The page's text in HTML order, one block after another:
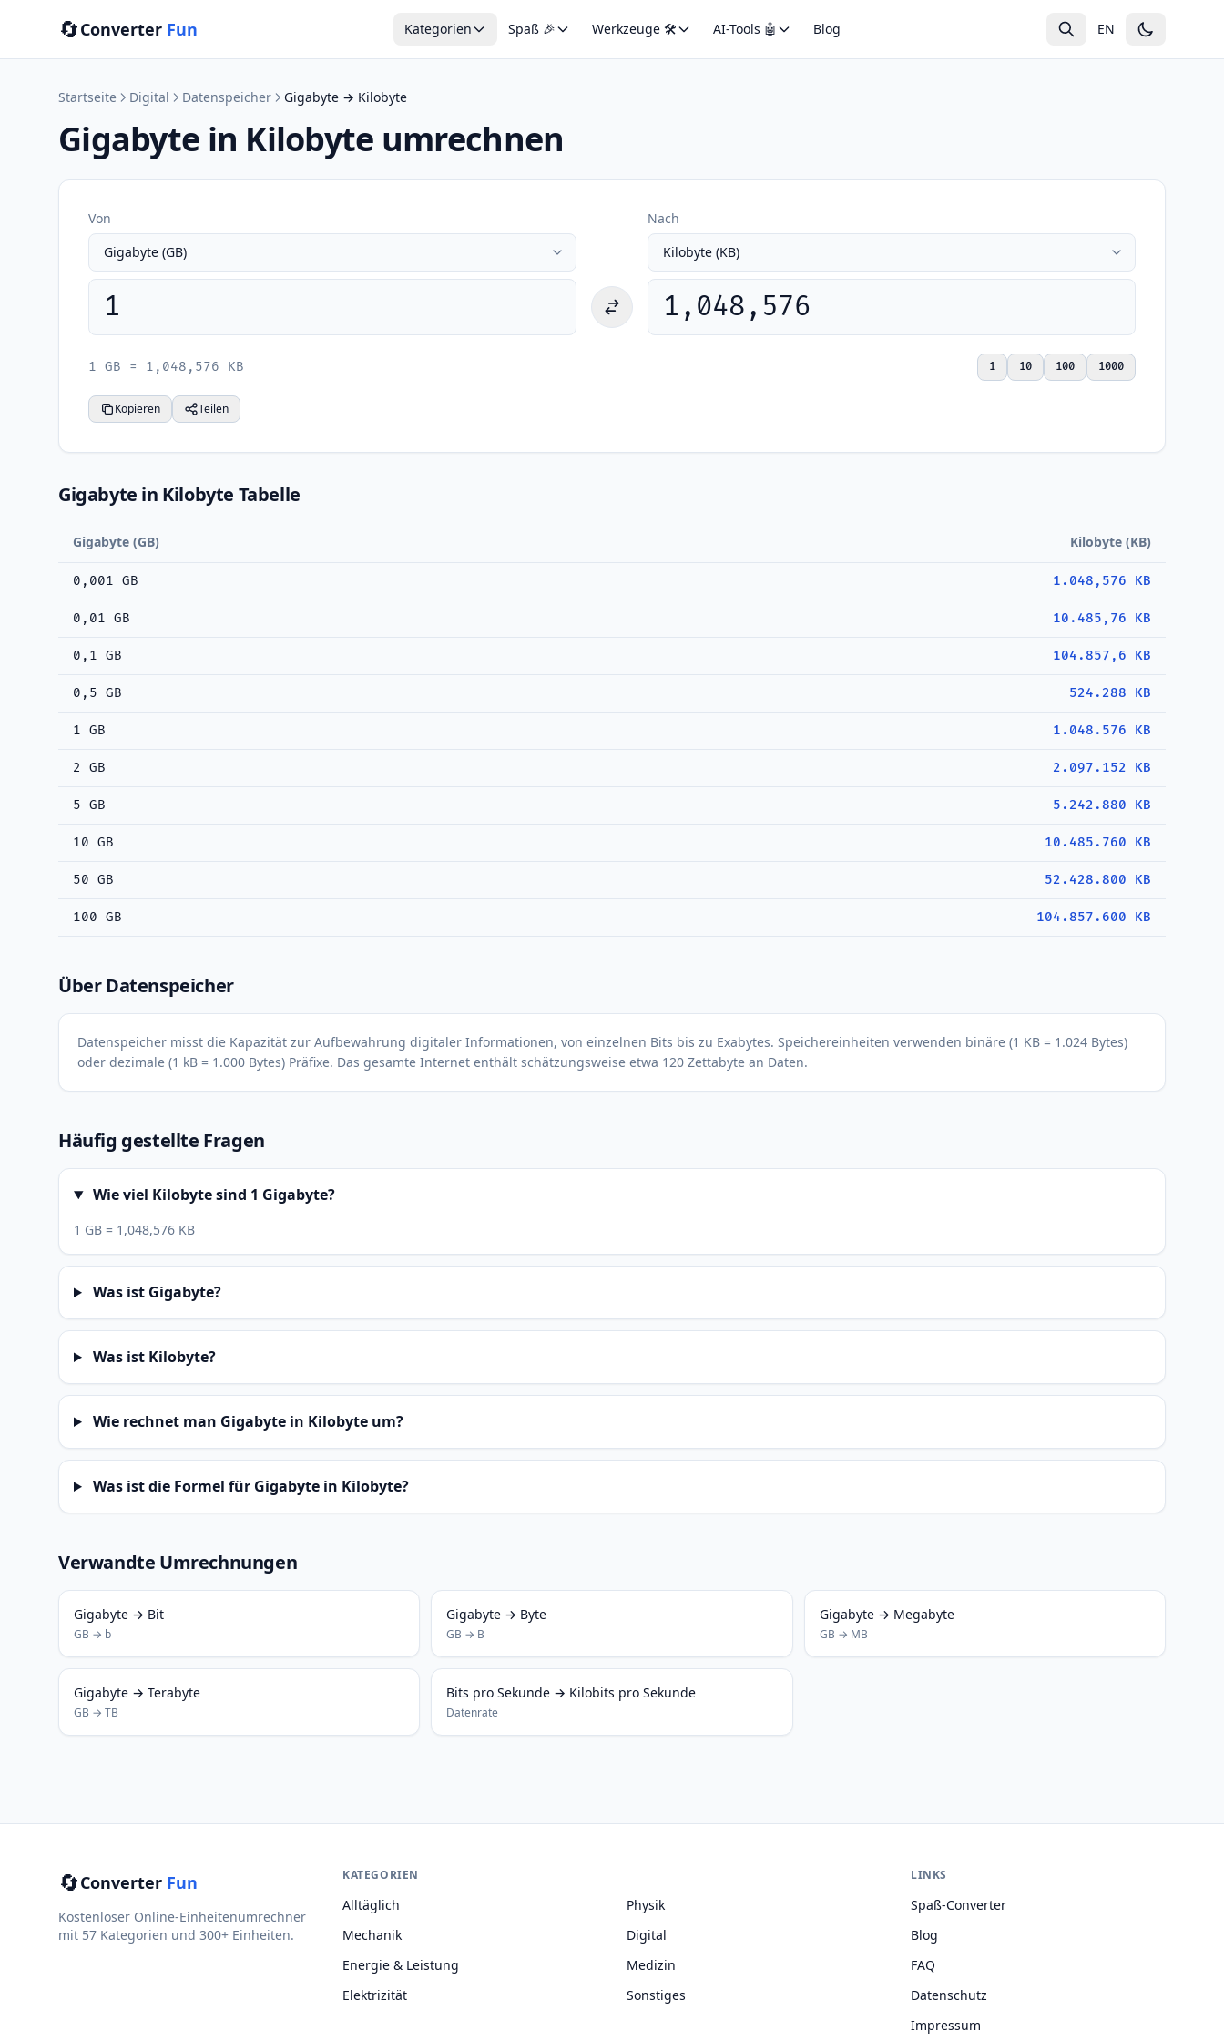
🔄Converter Fun Kategorien Spaß 🎉 Werkzeuge 🛠️ AI-Tools 🤖 Blog EN
Startseite Digital Datenspeicher Gigabyte → Kilobyte
Gigabyte in Kilobyte umrechnen
Von Nach
1,048,576
1 GB = 1,048,576 KB 1 10 100 1000
Kopieren Teilen
Gigabyte in Kilobyte Tabelle
Gigabyte (GB) Kilobyte (KB)
0,001 GB 1.048,576 KB
0,01 GB 10.485,76 KB
0,1 GB 104.857,6 KB
0,5 GB 524.288 KB
1 GB 1.048.576 KB
2 GB 2.097.152 KB
5 GB 5.242.880 KB
10 GB 10.485.760 KB
50 GB 52.428.800 KB
100 GB 104.857.600 KB
Über Datenspeicher
Datenspeicher misst die Kapazität zur Aufbewahrung digitaler Informationen, von einzelnen Bits bis zu Exabytes. Speichereinheiten verwenden binäre (1 KB = 1.024 Bytes)
oder dezimale (1 kB = 1.000 Bytes) Präfixe. Das gesamte Internet enthält schätzungsweise etwa 120 Zettabyte an Daten.
Häufig gestellte Fragen
Wie viel Kilobyte sind 1 Gigabyte?
1 GB = 1,048,576 KB
Was ist Gigabyte?
Was ist Kilobyte?
Wie rechnet man Gigabyte in Kilobyte um?
Was ist die Formel für Gigabyte in Kilobyte?
Verwandte Umrechnungen
Gigabyte → Bit
GB → b
Gigabyte → Byte
GB → B
Gigabyte → Megabyte
GB → MB
Gigabyte → Terabyte
GB → TB
Bits pro Sekunde → Kilobits pro Sekunde
Datenrate
🔄Converter Fun
Kostenloser Online-Einheitenumrechner
mit 57 Kategorien und 300+ Einheiten.
KATEGORIEN
Alltäglich
Mechanik
Energie & Leistung
Elektrizität
Physik
Digital
Medizin
Sonstiges
LINKS
Spaß-Converter
Blog
FAQ
Datenschutz
Impressum